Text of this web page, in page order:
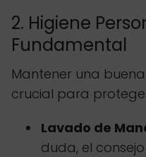
2. Higiene
Fundamental
Mantener una
crucial para
Lavado de
duda, el